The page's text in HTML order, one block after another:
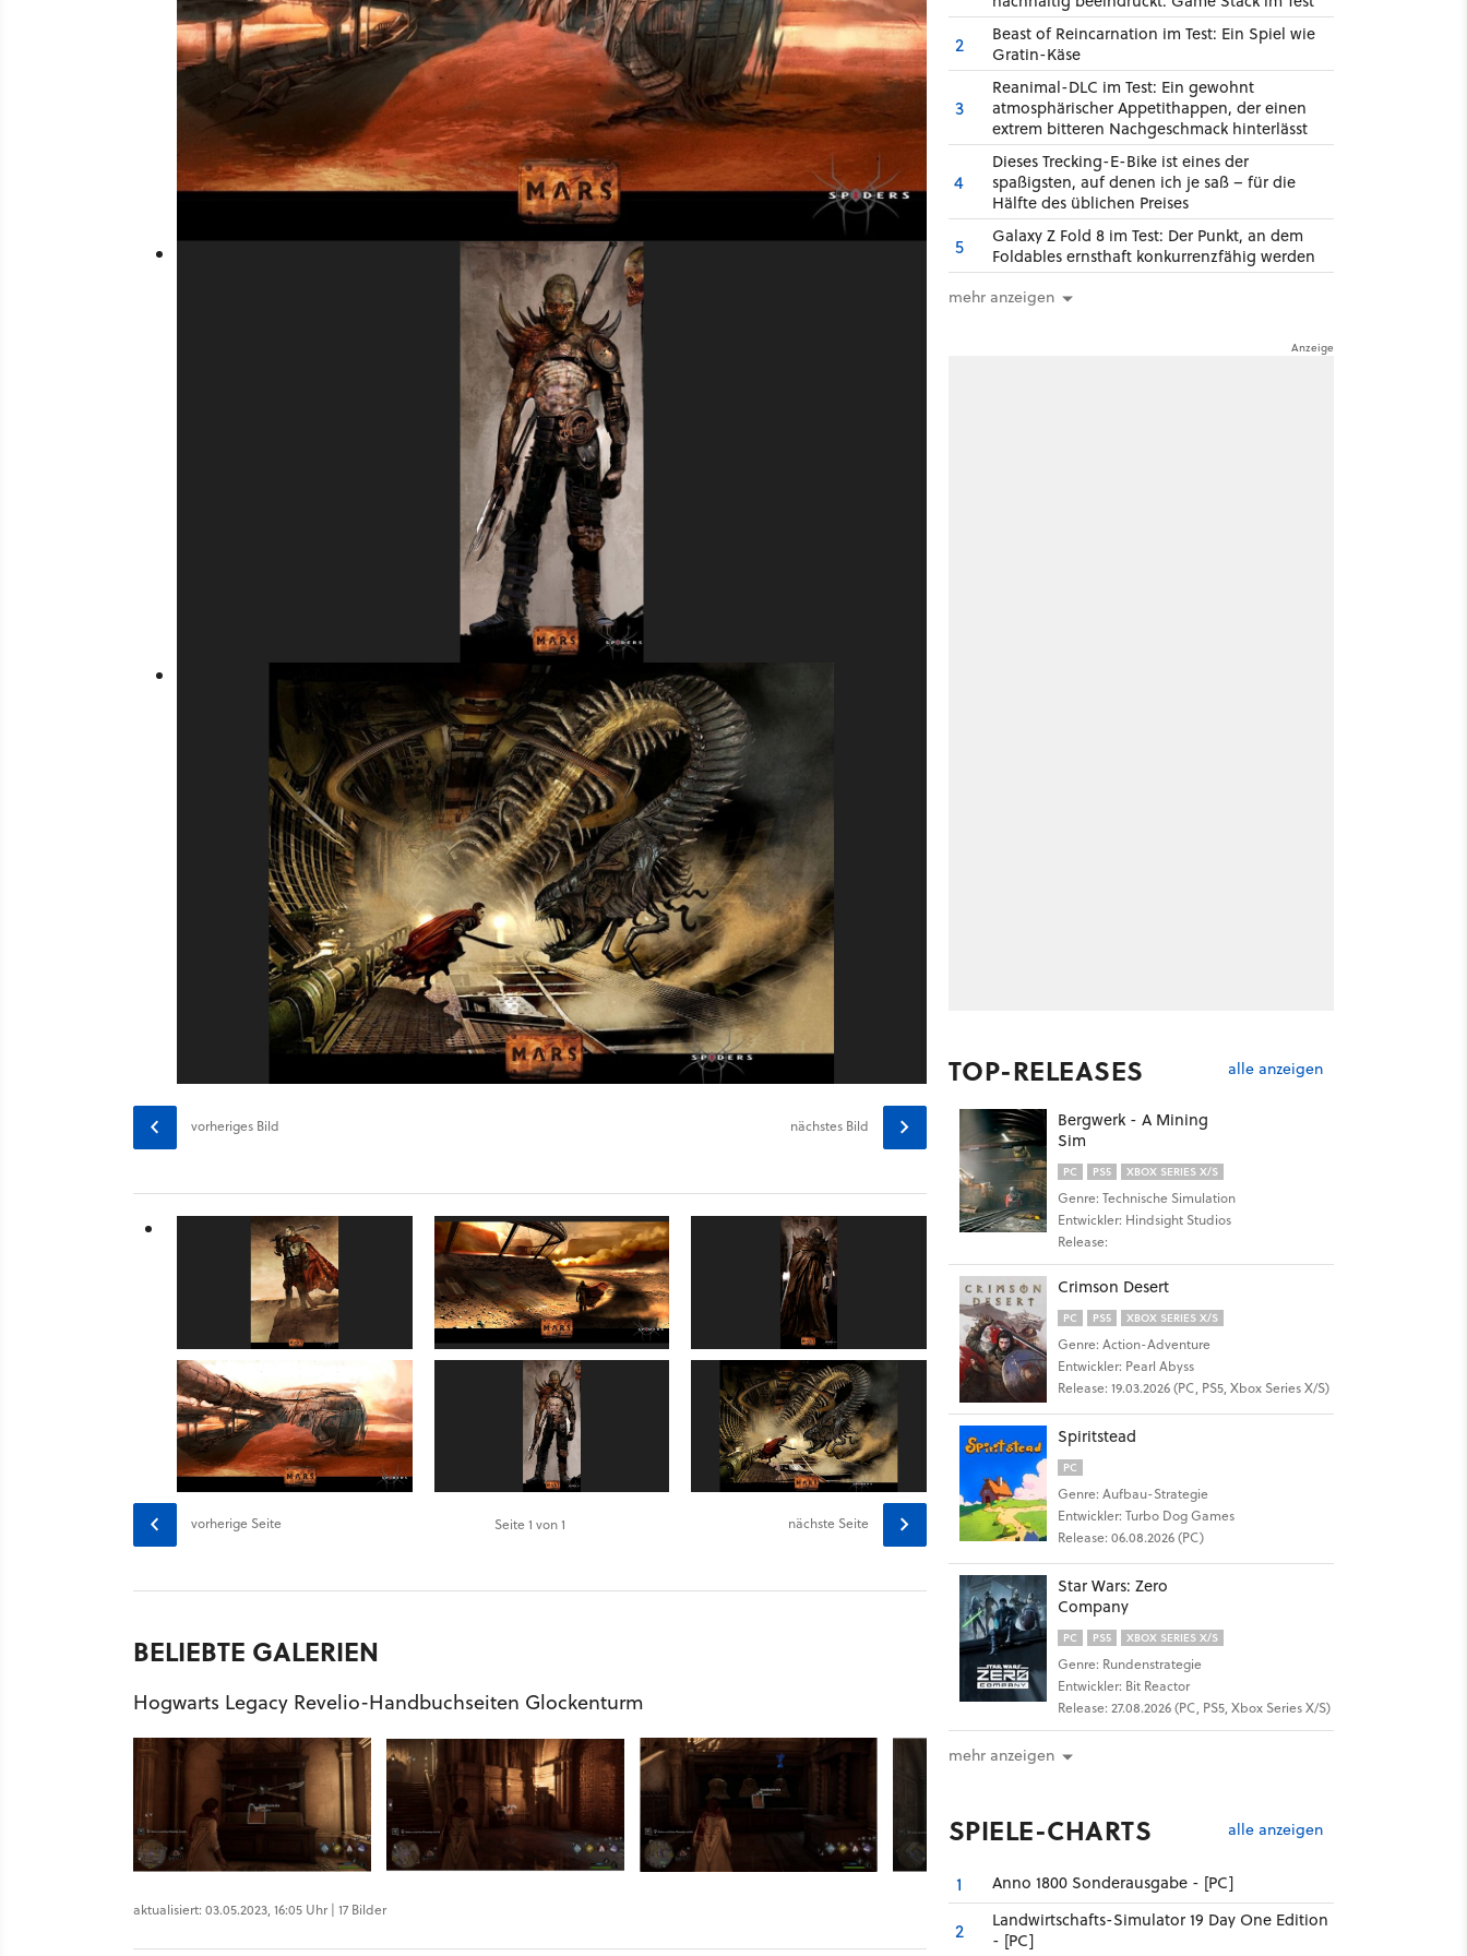
vorheriges Bild nächstesBild
vorherige Seite Seite 1 von 1 nächste Seite
BELIEBTE GALERIEN
Hogwarts Legacy Revelio-Handbuchseiten Glockenturm
aktualisiert: 03.05.2023, 16:05 Uhr | 17 Bilder
2
Beast of Reincarnation im Test: Ein Spiel wie
Gratin-Käse
3
Reanimal-DLC im Test: Ein gewohnt
atmosphärischer Appetithappen, der einen
extrem bitteren Nachgeschmack hinterlässt
4
Dieses Trecking-E-Bike ist eines der
spaßigsten, auf denen ich je saß – für die
Hälfte des üblichen Preises
5
Galaxy Z Fold 8 im Test: Der Punkt, an dem
Foldables ernsthaft konkurrenzfähig werden
mehr anzeigen
TOP-RELEASES alle anzeigen
Bergwerk - A Mining
Sim
PC PS5 XBOX SERIES X/S
Genre: Technische Simulation
Entwickler: Hindsight Studios
Release:
Crimson Desert
PC PS5 XBOX SERIES X/S
Genre: Action-Adventure
Entwickler: Pearl Abyss
Release: 19.03.2026 (PC, PS5, Xbox Series X/S)
Spiritstead
PC
Genre: Aufbau-Strategie
Entwickler: Turbo Dog Games
Release: 06.08.2026 (PC)
Star Wars: Zero
Company
PC PS5 XBOX SERIES X/S
Genre: Rundenstrategie
Entwickler: Bit Reactor
Release: 27.08.2026 (PC, PS5, Xbox Series X/S)
mehr anzeigen
SPIELE-CHARTS alle anzeigen
1 Anno 1800 Sonderausgabe - [PC]
2
Landwirtschafts-Simulator 19 Day One Edition
- [PC]